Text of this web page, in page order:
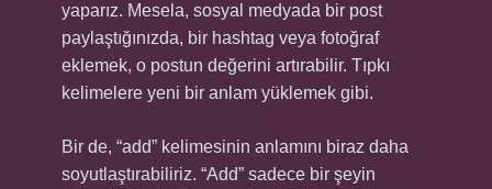
yaparız. Mesela, sosyal medyada bir post
paylaştığınızda, bir hashtag veya fotoğraf
eklemek, o postun değerini artırabilir. Tıpkı
kelimelere yeni bir anlam yüklemek gibi.
Bir de, “add” kelimesinin anlamını biraz daha
soyutlaştırabiliriz. “Add” sadece bir şeyin